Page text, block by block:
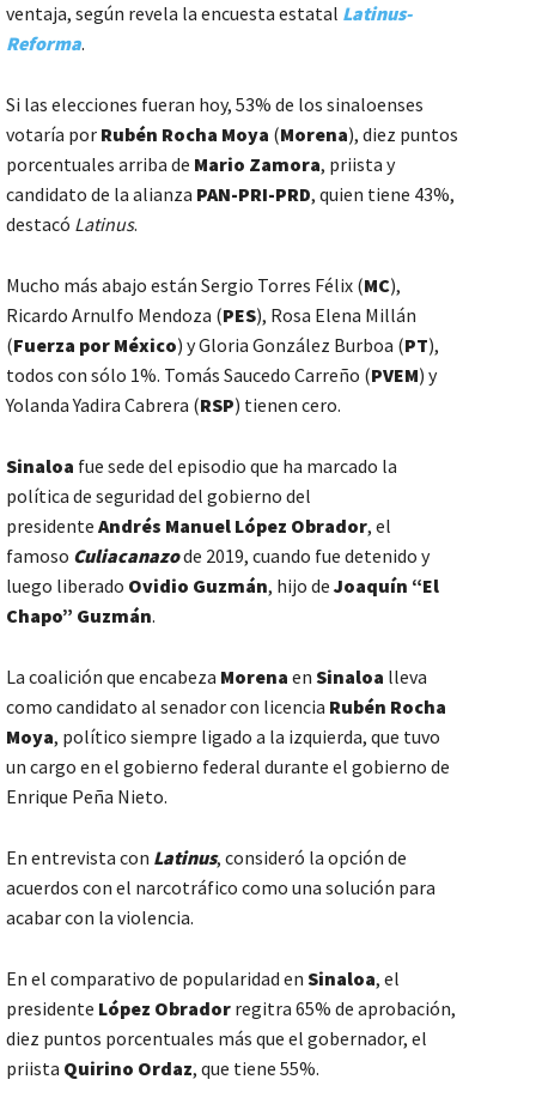
ventaja, según revela la encuesta estatal Latinus-
Reforma.
Si las elecciones fueran hoy, 53% de los sinaloenses
votaría por Rubén Rocha Moya (Morena), diez puntos
porcentuales arriba de Mario Zamora, priista y
candidato de la alianza PAN-PRI-PRD, quien tiene 43%,
destacó Latinus.
Mucho más abajo están Sergio Torres Félix (MC),
Ricardo Arnulfo Mendoza (PES), Rosa Elena Millán
(Fuerza por México) y Gloria González Burboa (PT),
todos con sólo 1%. Tomás Saucedo Carreño (PVEM) y
Yolanda Yadira Cabrera (RSP) tienen cero.
Sinaloa fue sede del episodio que ha marcado la
política de seguridad del gobierno del
presidente Andrés Manuel López Obrador, el
famoso Culiacanazode 2019, cuando fue detenido y
luego liberado Ovidio Guzmán, hijo de Joaquín “El
Chapo” Guzmán.
La coalición que encabeza Morena en Sinaloa lleva
como candidato al senador con licencia Rubén Rocha
Moya, político siempre ligado a la izquierda, que tuvo
un cargo en el gobierno federal durante el gobierno de
Enrique Peña Nieto.
En entrevista con Latinus, consideró la opción de
acuerdos con el narcotráfico como una solución para
acabar con la violencia.
En el comparativo de popularidad en Sinaloa, el
presidente López Obrador regitra 65% de aprobación,
diez puntos porcentuales más que el gobernador, el
priista Quirino Ordaz, que tiene 55%.